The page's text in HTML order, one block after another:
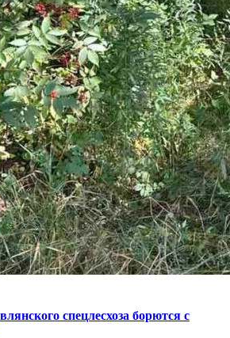
спецлесхоза борются с